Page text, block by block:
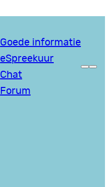
Goede informatie
eSpreekuur
Chat
Forum